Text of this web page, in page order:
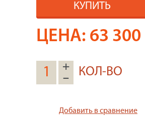
КУПИТЬ
ЦЕНА: 63 300
+
–
КОЛ-ВО
Добавить в сравнение